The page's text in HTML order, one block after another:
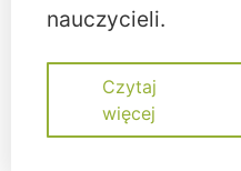
nauczycieli.
Czytaj
więcej